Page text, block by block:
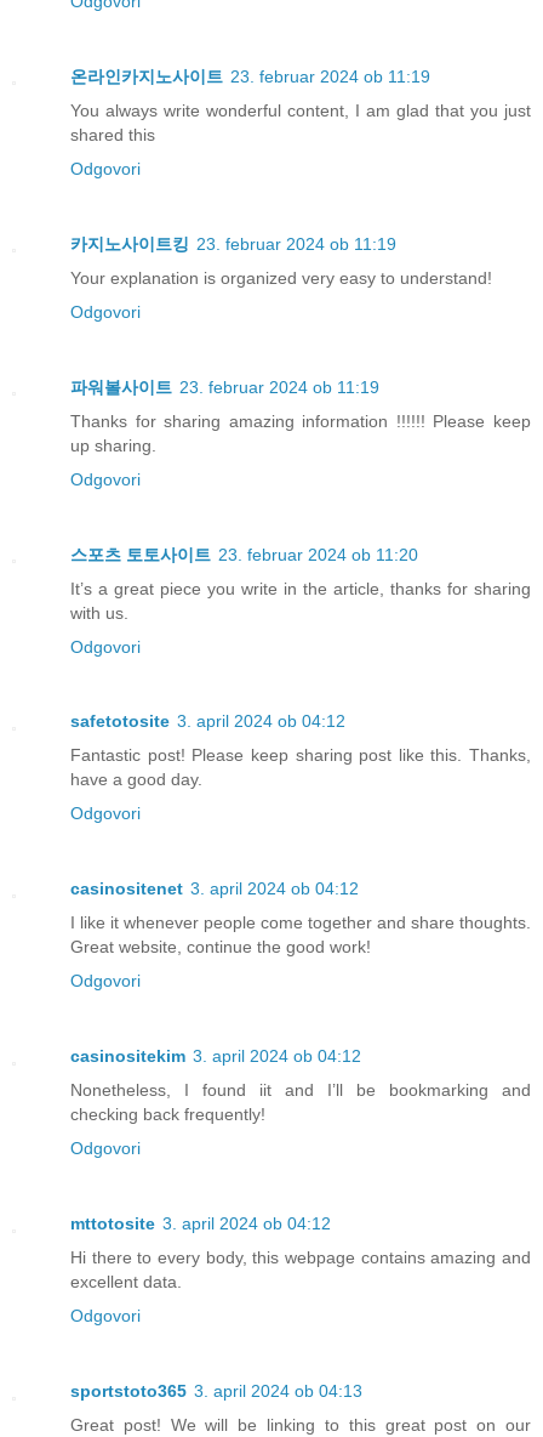
온라인카지노사이트 23. februar 2024 ob 11:19
You always write wonderful content, I am glad that you just
shared this
Odgovori
카지노사이트킹 23. februar 2024 ob 11:19
Your explanation is organized very easy to understand!
Odgovori
파워볼사이트 23. februar 2024 ob 11:19
Thanks for sharing amazing information !!!!!! Please keep
up sharing.
Odgovori
스포츠 토토사이트 23. februar 2024 ob 11:20
It’s a great piece you write in the article, thanks for sharing
with us.
Odgovori
safetotosite 3. april 2024 ob 04:12
Fantastic post! Please keep sharing post like this. Thanks,
have a good day.
Odgovori
casinositenet 3. april 2024 ob 04:12
I like it whenever people come together and share thoughts.
Great website, continue the good work!
Odgovori
casinositekim 3. april 2024 ob 04:12
Nonetheless, I found iit and I’ll be bookmarking and
checking back frequently!
Odgovori
mttotosite 3. april 2024 ob 04:12
Hi there to every body, this webpage contains amazing and
excellent data.
Odgovori
sportstoto365 3. april 2024 ob 04:13
Great post! We will be linking to this great post on our